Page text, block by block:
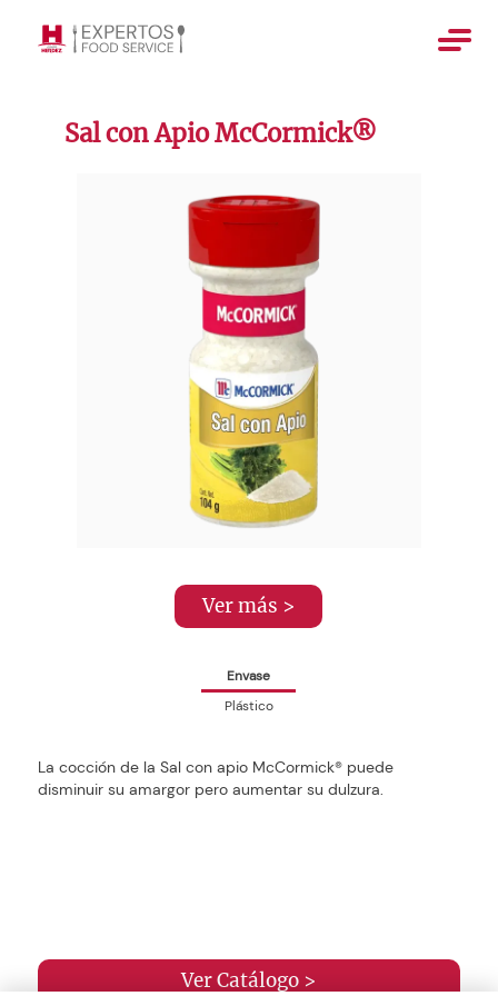
Sal con Apio McCormick®
Ver más >
Envase
Plástico
La cocción de la Sal con apio McCormick® puede
disminuir su amargor pero aumentar su dulzura.
Ver Catálogo >